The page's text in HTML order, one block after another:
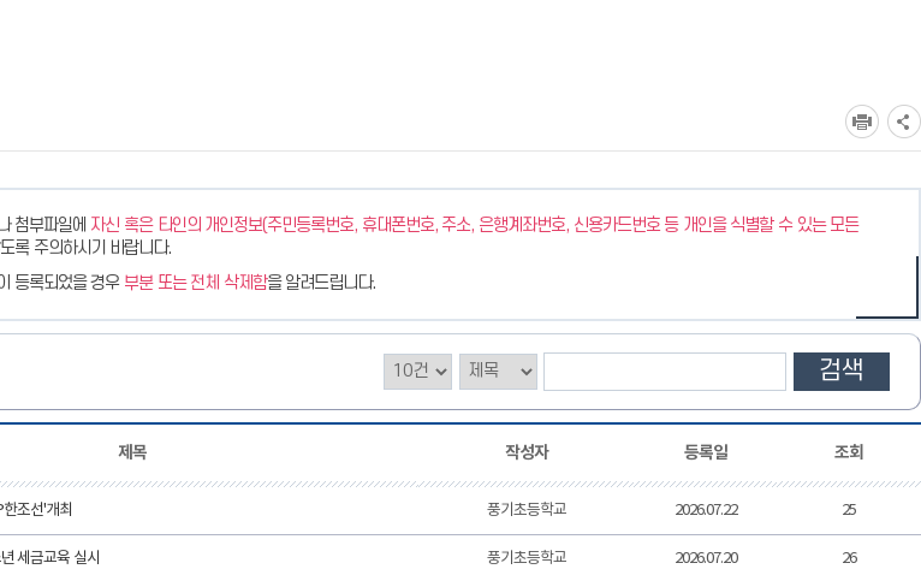
첨부파일에 자신 혹은 타인의 개인정보(주민등록번호, 휴대폰번호, 주소, 은행계좌번호, 신용카드번호 등 개인을 식별할 수 있는 모든
록 주의하시기 바랍니다.
등록되었을 경우 부분 또는 전체 삭제함을 알려드립니다.
검색
제목 작성자 등록일 조회
한조선'개최 풍기초등학교 2026.07.22 25
세금교육 실시 풍기초등학교 2026.07.20 26